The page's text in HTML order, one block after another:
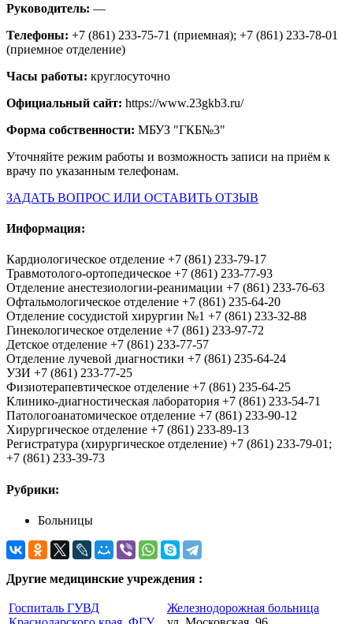
Руководитель: —
Телефоны: +7 (861) 233-75-71 (приемная); +7 (861) 233-78-01
(приемное отделение)
Часы работы: круглосуточно
Официальный сайт: https://www.23gkb3.ru/
Форма собственности: МБУЗ "ГКБ№3"
Уточняйте режим работы и возможность записи на приём к
врачу по указанным телефонам.
ЗАДАТЬ ВОПРОС ИЛИ ОСТАВИТЬ ОТЗЫВ
Информация:
Кардиологическое отделение +7 (861) 233-79-17
Травмотолого-ортопедическое +7 (861) 233-77-93
Отделение анестезиологии-реанимации +7 (861) 233-76-63
Офтальмологическое отделение +7 (861) 235-64-20
Отделение сосудистой хирургии №1 +7 (861) 233-32-88
Гинекологическое отделение +7 (861) 233-97-72
Детское отделение +7 (861) 233-77-57
Отделение лучевой диагностики +7 (861) 235-64-24
УЗИ +7 (861) 233-77-25
Физиотерапевтическое отделение +7 (861) 235-64-25
Клинико-диагностическая лаборатория +7 (861) 233-54-71
Патологоанатомическое отделение +7 (861) 233-90-12
Хирургическое отделение +7 (861) 233-89-13
Регистратура (хирургическое отделение) +7 (861) 233-79-01;
+7 (861) 233-39-73
Рубрики:
Больницы
Другие медицинские учреждения :
Госпиталь ГУВД
Железнодорожная больница